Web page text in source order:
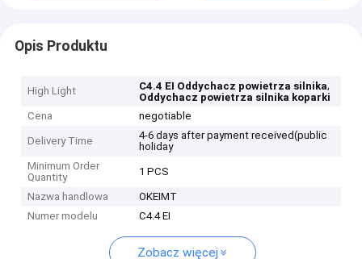
Opis Produktu
High Light C4.4 EI Oddychacz powietrza silnika,
Oddychacz powietrza silnika koparki
Cena
negotiable
Delivery Time
4-6 days after payment received(public
holiday
Minimum Order
Quantity
1 PCS
Nazwa handlowa
OKEIMT
Numer modelu
C4.4 EI
Zobacz więcej